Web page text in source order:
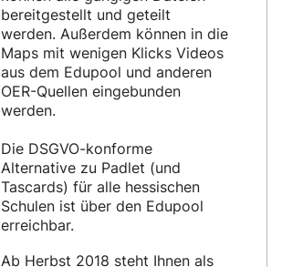
bereitgestellt und geteilt
werden. Außerdem können in die
Maps mit wenigen Klicks Videos
aus dem Edupool und anderen
OER-Quellen eingebunden
werden.
Die DSGVO-konforme
Alternative zu Padlet (und
Tascards) für alle hessischen
Schulen ist über den Edupool
erreichbar.
Ab Herbst 2018 steht Ihnen als